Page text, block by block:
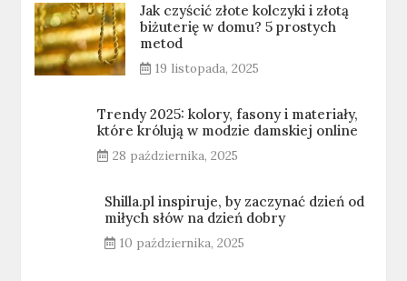
Jak czyścić złote kolczyki i złotą
biżuterię w domu? 5 prostych
metod
19 listopada, 2025
Trendy 2025: kolory, fasony i materiały,
które królują w modzie damskiej online
28 października, 2025
Shilla.pl inspiruje, by zaczynać dzień od
miłych słów na dzień dobry
10 października, 2025